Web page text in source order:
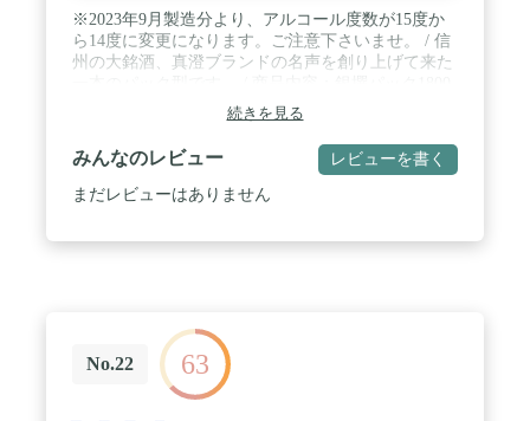
※2023年9月製造分より、アルコール度数が15度か
ら14度に変更になります。ご注意下さいませ。 / 信
州の大銘酒、真澄ブランドの名声を創り上げて来た
続きを見る
みんなのレビュー レビューを書く
まだレビューはありません
No.22 63